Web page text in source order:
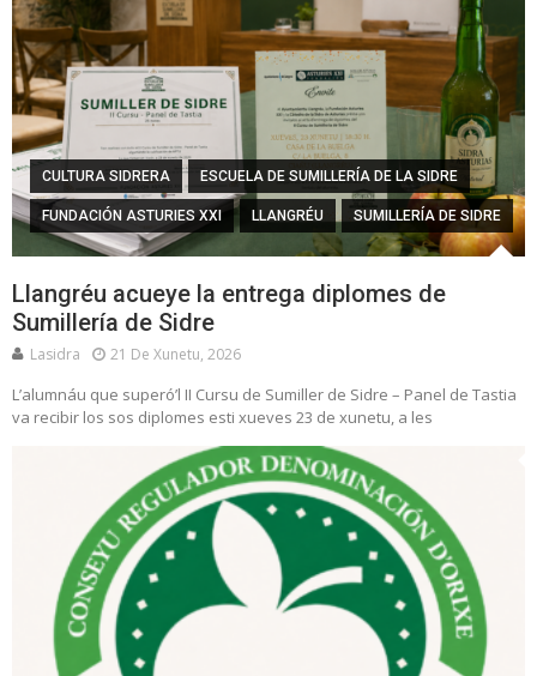
CULTURA SIDRERA ESCUELA DE SUMILLERÍA DE LA SIDRE
FUNDACIÓN ASTURIES XXI LLANGRÉU SUMILLERÍA DE SIDRE
Llangréu acueye la entrega diplomes de
Sumillería de Sidre
Lasidra 21 De Xunetu, 2026
L’alumnáu que superó’l II Cursu de Sumiller de Sidre – Panel de Tastia
va recibir los sos diplomes esti xueves 23 de xunetu, a les